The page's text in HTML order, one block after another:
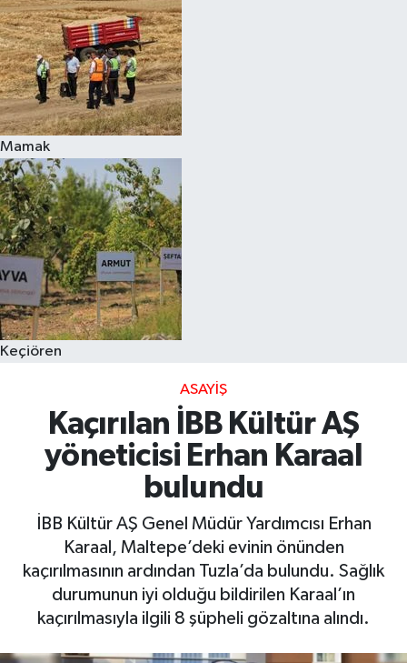
Mamak
Keçiören
ASAYIŞ
Kaçırılan İBB Kültür AŞ
yöneticisi Erhan Karaal
bulundu
İBB Kültür AŞ Genel Müdür Yardımcısı Erhan
Karaal, Maltepe’deki evinin önünden
kaçırılmasının ardından Tuzla’da bulundu. Sağlık
durumunun iyi olduğu bildirilen Karaal’ın
kaçırılmasıyla ilgili 8 şüpheli gözaltına alındı.